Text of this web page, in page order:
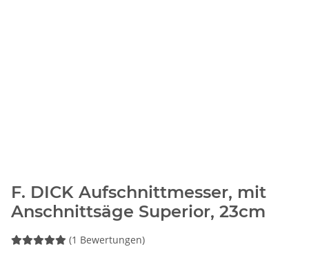
F. DICK Aufschnittmesser, mit
Anschnittsäge Superior, 23cm
(1 Bewertungen)